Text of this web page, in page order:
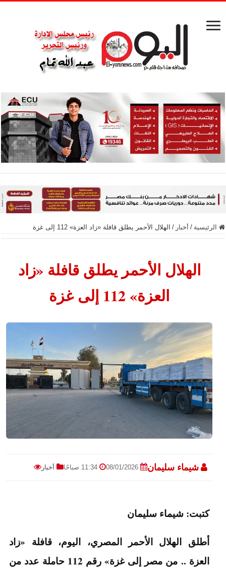
الرئيسية / أخبار / الهلال الأحمر يطلق قافلة «زاد العزة» 112 إلى غزة
الهلال الأحمر يطلق قافلة «زاد
العزة» 112 إلى غزة
شيماء سليمان 08/01/2026 11:34 صباحًا أخبار
كتبت: شيماء سليمان
أطلق الهلال الأحمر المصري، اليوم، قافلة «زاد
العزة .. من مصر إلى غزة» رقم 112 حاملة عدد من